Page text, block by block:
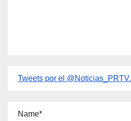
Tweets por el @Noticias_PRTV.
Name*